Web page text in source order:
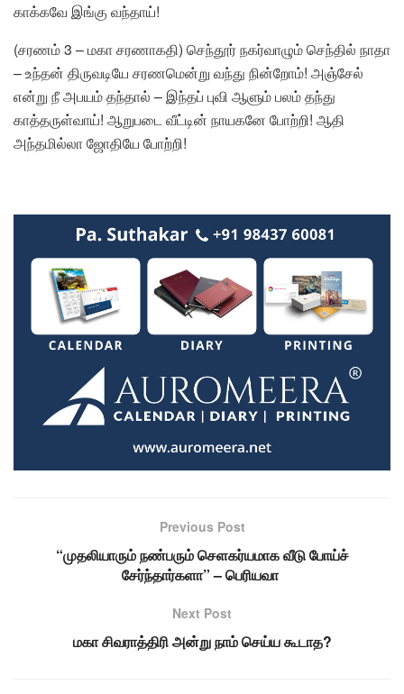
காக்கவே இங்கு வந்தாய்!
(சரணம் 3 – மகா சரணாகதி) செந்தூர் நகர்வாழும் செந்தில் நாதா
– உந்தன் திருவடியே சரணமென்று வந்து நின்றோம்! அஞ்சேல்
என்று நீ அபயம் தந்தால் – இந்தப் புவி ஆளும் பலம் தந்து
காத்தருள்வாய்! ஆறுபடை வீட்டின் நாயகனே போற்றி! ஆதி
அந்தமில்லா ஜோதியே போற்றி!
Previous Post
“முதலியாரும் நண்பரும் செளகர்யமாக வீடு போய்ச்
சேர்ந்தார்களா” – பெரியவா
Next Post
மகா சிவராத்திரி அன்று நாம் செய்ய கூடாத?